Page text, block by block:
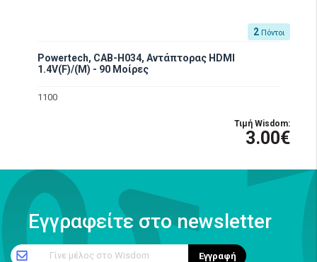
2 Πόντοι
Powertech, CAB-H034, Αντάπτορας HDMI
1.4V(F)/(M) - 90 Μοίρες
1100
Τιμή Wisdom:
3.00€
Εγγραφείτε στο newsletter
Γίνε μέλος στο Wisdom Εγγραφή